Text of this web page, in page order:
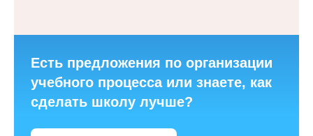
Есть предложения по организации
учебного процесса или знаете, как
сделать школу лучше?